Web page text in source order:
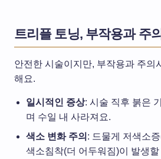
트리플 토닝, 부작용과 주
안전한 시술이지만, 부작용과 주의
해요.
일시적인 증상: 시술 직후 붉은
며 수일 내 사라져요.
색소 변화 주의 : 드물게 저색소
색소침착(더 어두워짐)이 발생할